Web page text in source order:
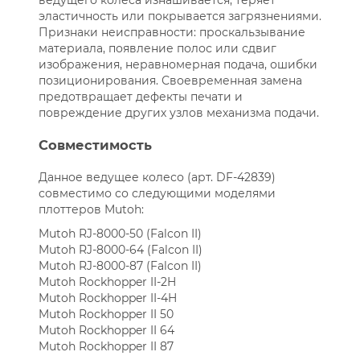
эластичность или покрывается загрязнениями.
Признаки неисправности: проскальзывание
материала, появление полос или сдвиг
изображения, неравномерная подача, ошибки
позиционирования. Своевременная замена
предотвращает дефекты печати и
повреждение других узлов механизма подачи.
Совместимость
Данное ведущее колесо (арт. DF-42839)
совместимо со следующими моделями
плоттеров Mutoh:
Mutoh RJ-8000-50 (Falcon II)
Mutoh RJ-8000-64 (Falcon II)
Mutoh RJ-8000-87 (Falcon II)
Mutoh Rockhopper II-2H
Mutoh Rockhopper II-4H
Mutoh Rockhopper II 50
Mutoh Rockhopper II 64
Mutoh Rockhopper II 87